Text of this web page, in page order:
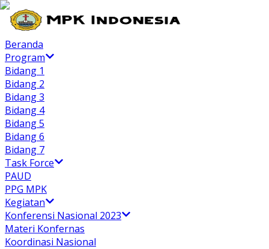
Beranda
Program
Bidang 1
Bidang 2
Bidang 3
Bidang 4
Bidang 5
Bidang 6
Bidang 7
Task Force
PAUD
PPG MPK
Kegiatan
Konferensi Nasional 2023
Materi Konfernas
Koordinasi Nasional